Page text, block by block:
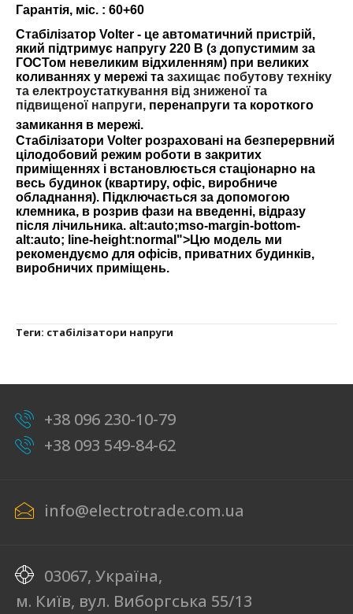
Гарантія, міс. : 60+60
Стабілізатор Volter - це автоматичний пристрій,
який підтримує напругу 220 В (з допустимим за
ГОСТом невеликим відхиленням) при великих
коливаннях у мережі та захищає побутову техніку
та електроустаткування від зниженої та
підвищеної напруги, перенапруги та короткого
замикання в мережі.
Стабілізатори Volter розраховані на безперервний
цілодобовий режим роботи в закритих
приміщеннях і встановлюється стаціонарно на
весь будинок (квартиру, офіс, виробниче
обладнання). Підключається за допомогою
клемника, в розрив фази на введенні, відразу
після лічильника. alt:auto;mso-margin-bottom-
alt:auto; line-height:normal">Цю модель ми
рекомендуємо для офісів, приватних будинків,
виробничих приміщень.
Теги: стабілізатори напруги
+38 096 230-10-79
+38 093 549-84-62
info@electrotrade.com.ua
03067, Україна,
м. Київ, вул. Виборгська 55/13